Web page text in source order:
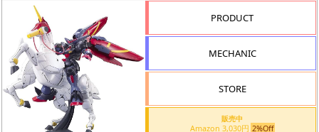
庫
復
活
PRODUCT
MECHANIC
STORE
販売中
Amazon 3,030円 2%Off